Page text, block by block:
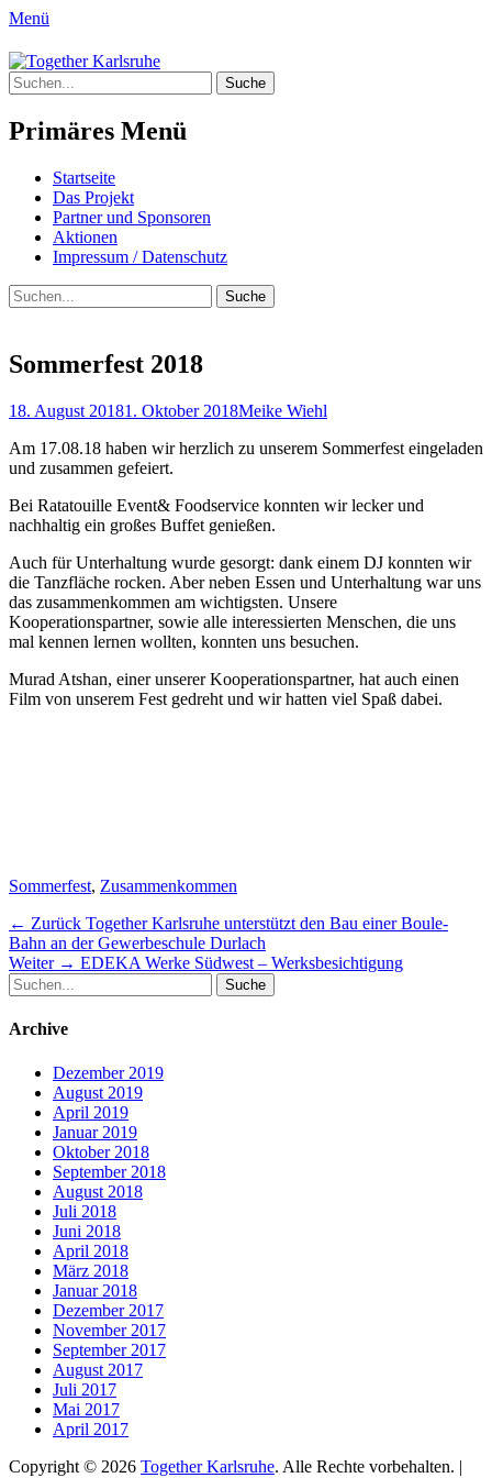
Menü
Together Karlsruhe
Integration von jungen Menschen mit
Fluchterfahrung und
Migrationshintergrund
Suche
nach:
Primäres Menü
Springe
zum
Inhalt
Startseite
Das Projekt
Partner und Sponsoren
Aktionen
Impressum / Datenschutz
Suchen
Suche
nach:
Sommerfest 2018
Posted
18. August 20181. Oktober 2018Author
Meike Wiehl
Am 17.08.18 haben wir herzlich zu unserem Sommerfest eingeladen
und zusammen gefeiert.
Bei Ratatouille Event& Foodservice konnten wir lecker und
nachhaltig ein großes Buffet genießen.
Auch für Unterhaltung wurde gesorgt: dank einem DJ konnten wir
die Tanzfläche rocken. Aber neben Essen und Unterhaltung war uns
das zusammenkommen am wichtigsten. Unsere
Kooperationspartner, sowie alle interessierten Menschen, die uns
mal kennen lernen wollten, konnten uns besuchen.
Murad Atshan, einer unserer Kooperationspartner, hat auch einen
Film von unserem Fest gedreht und wir hatten viel Spaß dabei.
Schlagworte
Sommerfest, Zusammenkommen
Beitragsnavigation
← Zurück Vorheriger
Beitrag:
Together Karlsruhe unterstützt den Bau einer Boule-
Bahn an der Gewerbeschule Durlach
Weiter → Nächster
EDEKA Werke Südwest – Werksbesichtigung
Suche
nach:
Archive
Dezember 2019
August 2019
April 2019
Januar 2019
Oktober 2018
September 2018
August 2018
Juli 2018
Juni 2018
April 2018
März 2018
Januar 2018
Dezember 2017
November 2017
September 2017
August 2017
Juli 2017
Mai 2017
April 2017
Copyright © 2026 Together Karlsruhe. Alle Rechte vorbehalten. |